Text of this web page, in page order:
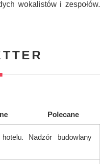
wokalistów i zespołów.
Polecane
Nadzór budowlany